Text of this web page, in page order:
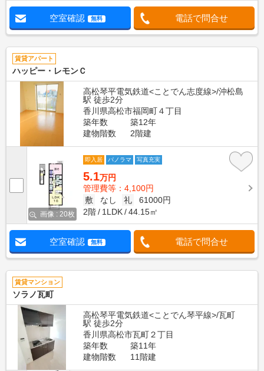
空室確認 無料 電話で問合せ
賃貸アパート
ハッピー・レモンＣ
高松琴平電気鉄道<ことでん志度線>/沖松島
駅 徒歩2分
香川県高松市福岡町４丁目
築年数
築12年
建物階数
2階建
画像 : 20枚
即入居 パノラマ 写真充実
5.1万円
管理費等：4,100円
敷
なし 礼
61000円
2階
1LDK 44.15㎡
空室確認 無料 電話で問合せ
賃貸マンション
ソラノ瓦町
高松琴平電気鉄道<ことでん琴平線>/瓦町
駅 徒歩2分
香川県高松市瓦町２丁目
築年数
築11年
建物階数
11階建